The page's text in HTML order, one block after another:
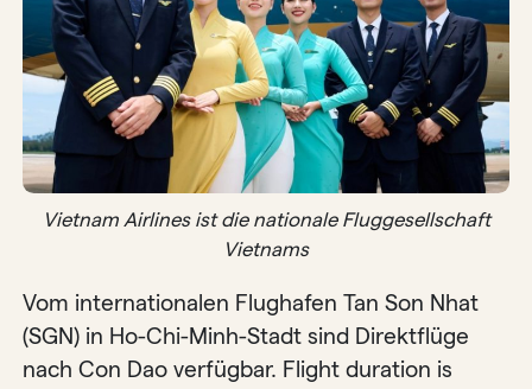
Vietnam Airlines ist die nationale Fluggesellschaft
Vietnams
Vom internationalen Flughafen Tan Son Nhat
(SGN) in Ho-Chi-Minh-Stadt sind Direktflüge
nach Con Dao verfügbar. Flight duration is